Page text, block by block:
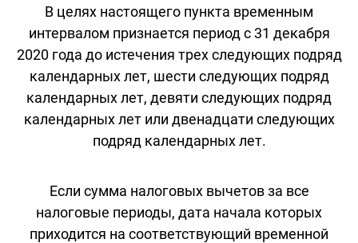
В целях настоящего пункта временным
интервалом признается период с 31 декабря
2020 года до истечения трех следующих подряд
календарных лет, шести следующих подряд
календарных лет, девяти следующих подряд
календарных лет или двенадцати следующих
подряд календарных лет.
Если сумма налоговых вычетов за все
налоговые периоды, дата начала которых
приходится на соответствующий временной